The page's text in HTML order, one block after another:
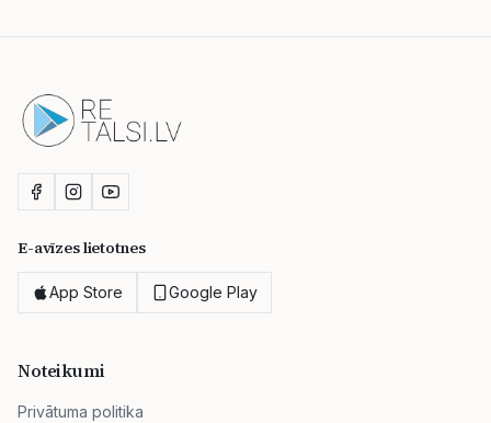
E-avīzes lietotnes
App Store Google Play
Noteikumi
Privātuma politika